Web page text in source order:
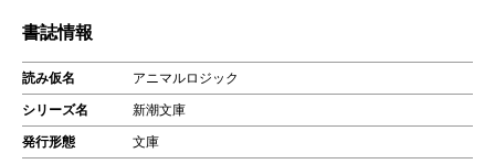
書誌情報
読み仮名 アニマルロジック
シリーズ名 新潮文庫
発行形態 文庫